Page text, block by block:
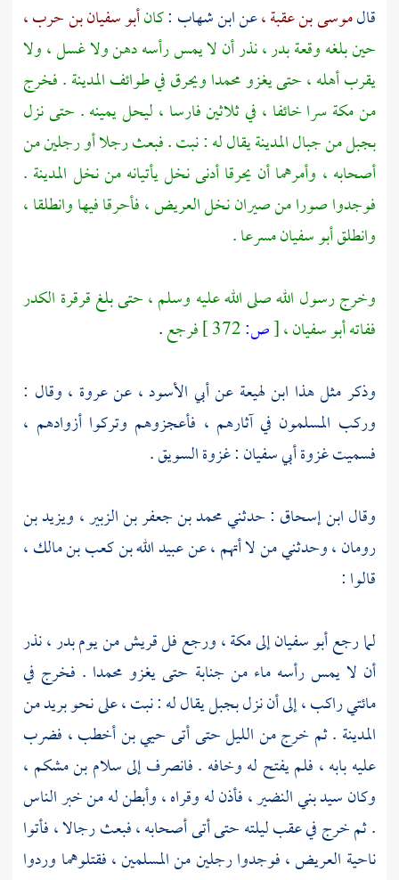
قالموسى بن عقبة ،عنابن شهاب :كانأبو سفيان بن حرب ،
حين بلغه وقعةبدر ،نذر أن لا يمس رأسه دهن ولا غسل ، ولا
يقرب أهله ، حتى يغزومحمداويحرق في طوائفالمدينة. فخرج
منمكةسرا خائفا ، في ثلاثين فارسا ، ليحل يمينه . حتى نزل
بجبل من جبالالمدينةيقال له :نبت. فبعث رجلا أو رجلين من
أصحابه ، وأمرهما أن يحرقا أدنى نخل يأتيانه من نخل المدينة .
فوجدوا صورا من صيران نخل العريض ، فأحرقا فيها وانطلقا ،
وانطلقأبو سفيانمسرعا .
وخرج رسول الله صلى الله عليه وسلم ، حتى بلغقرقرة الكدر
ففاتهأبو سفيان ،[ص: فرجع.
وذكر مثل هذا ابن لهيعة عنأبي الأسود ، عنعروة ، وقال :
وركب المسلمون في آثارهم ، فأعجزوهم وتركوا أزوادهم ،
فسميت غزوةأبي سفيان: غزوة السويق .
وقالابن إسحاق : حدثنيمحمد بن جعفر بن الزبير ، ويزيد بن
رومان ،وحدثني من لا أتهم ، عنعبيد الله بن كعب بن مالك ،
قالوا :
لما رجعأبو سفيانإلىمكة ،ورجع فلقريشمن يومبدر ،نذر
أن لا يمس رأسه ماء من جنابة حتى يغزو محمدا . فخرج في
مائتي راكب ، إلى أن نزل بجبل يقال له :نبت ،على نحو بريد من
المدينة . ثم خرج من الليل حتى أتىحيي بن أخطب ، فضرب
عليه بابه ، فلم يفتح له وخافه . فانصرف إلىسلام بن مشكم ،
وكان سيدبني النضير ،فأذن له وقراه ، وأبطن له من خبر الناس
. ثم خرج في عقب ليلته حتى أتى أصحابه ، فبعث رجالا ، فأتوا
ناحية العريض ، فوجدوا رجلين من المسلمين ، فقتلوهما وردوا